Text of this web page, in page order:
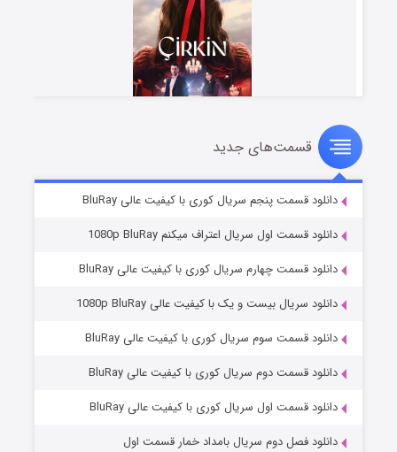
سریال زشت
قسمت۲ (زیرنویس) منتشر شد
مردگان متحرک: شهر مرده ۳
قسمت۲ (زیرنویس) منتشر شد
قسمت‌های جدید
دانلود قسمت پنجم سریال کوری با کیفیت عالی BluRay
دانلود قسمت اول سریال اعتراف میکنم 1080p BluRay
دانلود قسمت چهارم سریال کوری با کیفیت عالی BluRay
دانلود سریال بیست و یک با کیفیت عالی 1080p BluRay
دانلود قسمت سوم سریال کوری با کیفیت عالی BluRay
دانلود قسمت دوم سریال کوری با کیفیت عالی BluRay
دانلود قسمت اول سریال کوری با کیفیت عالی BluRay
دانلود فصل دوم سریال بامداد خمار قسمت اول